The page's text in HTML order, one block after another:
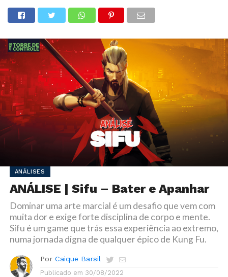
ANÁLISES
ANÁLISE | Sifu – Bater e Apanhar
Dominar uma arte marcial é um desafio que vem com
muita dor e exige forte disciplina de corpo e mente.
Sifu é um game que trás essa experiência ao extremo,
numa jornada digna de qualquer épico de Kung Fu.
Por Caique Barsil
Publicado em 30/08/2022